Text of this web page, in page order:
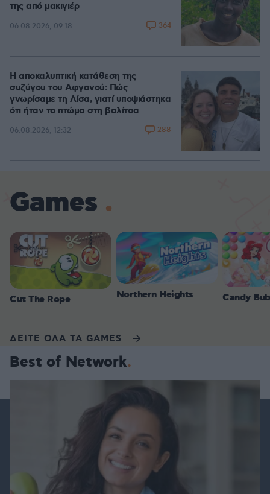
της από μακιγιέρ
06.08.2026, 09:18 364
Η αποκαλυπτική κατάθεση της
συζύγου του Αφγανού: Πώς
γνωρίσαμε τη Λίσα, γιατί υποψιάστηκα
ότι ήταν το πτώμα στη βαλίτσα
06.08.2026, 12:32 288
Games
Cut The Rope Northern Heights Candy
ΔΕΙΤΕ ΟΛΑ ΤΑ GAMES
Best of Network